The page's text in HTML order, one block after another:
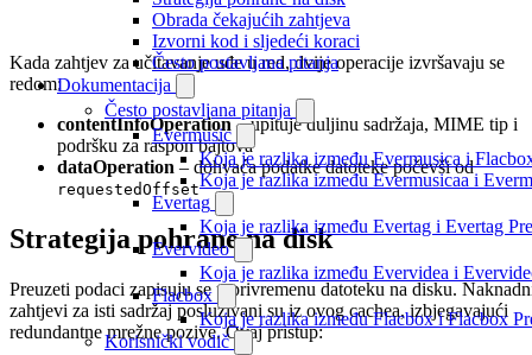
Obrada čekajućih zahtjeva
Izvorni kod i sljedeći koraci
Često postavljana pitanja
Dokumentacija
Često postavljana pitanja
Evermusic
Koja je razlika između Evermusica i
Koja je razlika između Evermusicaa i
Evertag
Koja je razlika između Evertag i Evertag
Evervideo
Koja je razlika između Evervidea i
Flacbox
Koja je razlika između Flacbox i Flacbox
Korisnički vodič
Kada zahtjev za učitavanje uđe u red, dvije operacije izvršavaju se
redom:
contentInfoOperation– upituje duljinu sadržaja, MIME tip i
podršku za raspon bajtova
dataOperation – dohvaća podatke datoteke počevši od
requestedOffset
Strategija pohrane na disk
Preuzeti podaci zapisuju se u privremenu datoteku na disku.
zahtjevi za isti sadržaj posluživani su iz ovog cachea, izbjegavajući
redundantne mrežne pozive. Ovaj pristup: